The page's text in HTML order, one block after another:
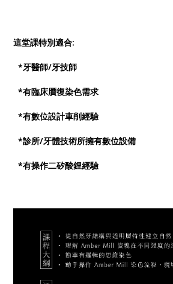
這堂課特別適合:
*牙醫師/牙技師
*有臨床贋復染色需求
*有數位設計車削經驗
*診所/牙體技術所擁有數位設備
*有操作二矽酸鋰經驗